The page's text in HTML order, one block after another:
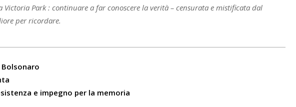
Victoria Park : continuare a far conoscere la verità – censurata e mistificata dal
per ricordare.
e impegno per la memoria